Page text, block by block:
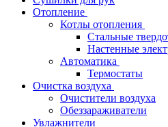
Отопление
Котлы отопления
Стальные
Настенные
Автоматика
Термостаты
Очистка воздуха
Очистители воздуха
Обеззараживатели
Увлажнители